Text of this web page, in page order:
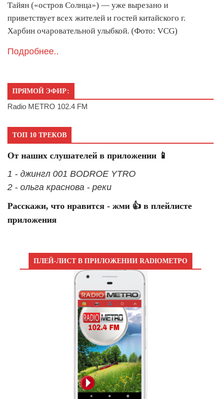
Тайян («остров Солнца») — уже вырезано и
приветствует всех жителей и гостей китайского г.
Харбин очаровательной улыбкой. (Фото: VCG)
Подробнее..
ПРЯМОЙ ЭФИР:
Radio METRO 102.4 FM
ТОП 10 ТРЕКОВ
От наших слушателей в приложении 📱
1 - джингл 001 BODROE YTRO
2 - ольга краснова - реки
Расскажи, что нравится - жми 👍 в плейлисте
приложения
ПЛЕЙ-ЛИСТ В ПРИЛОЖЕНИИ RADIOМЕТРО